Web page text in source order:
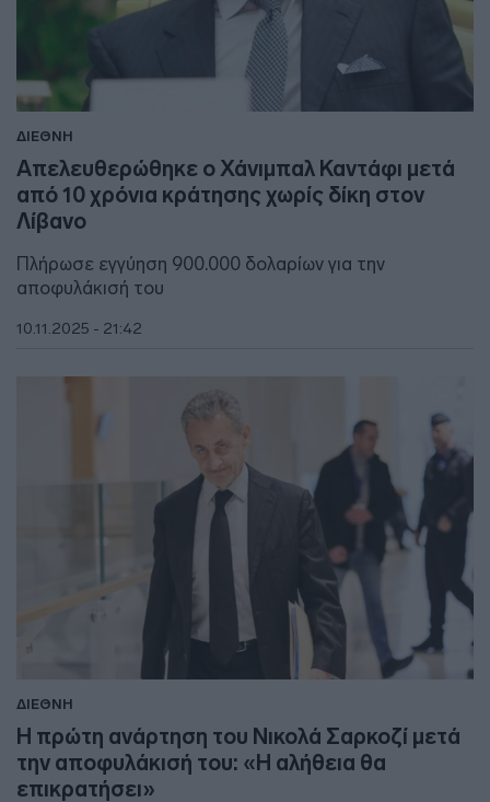
ΔΙΕΘΝΗ
Απελευθερώθηκε ο Χάνιμπαλ Καντάφι μετά
από 10 χρόνια κράτησης χωρίς δίκη στον
Λίβανο
Πλήρωσε εγγύηση 900.000 δολαρίων για την
αποφυλάκισή του
10.11.2025 - 21:42
ΔΙΕΘΝΗ
Η πρώτη ανάρτηση του Νικολά Σαρκοζί μετά
την αποφυλάκισή του: «Η αλήθεια θα
επικρατήσει»